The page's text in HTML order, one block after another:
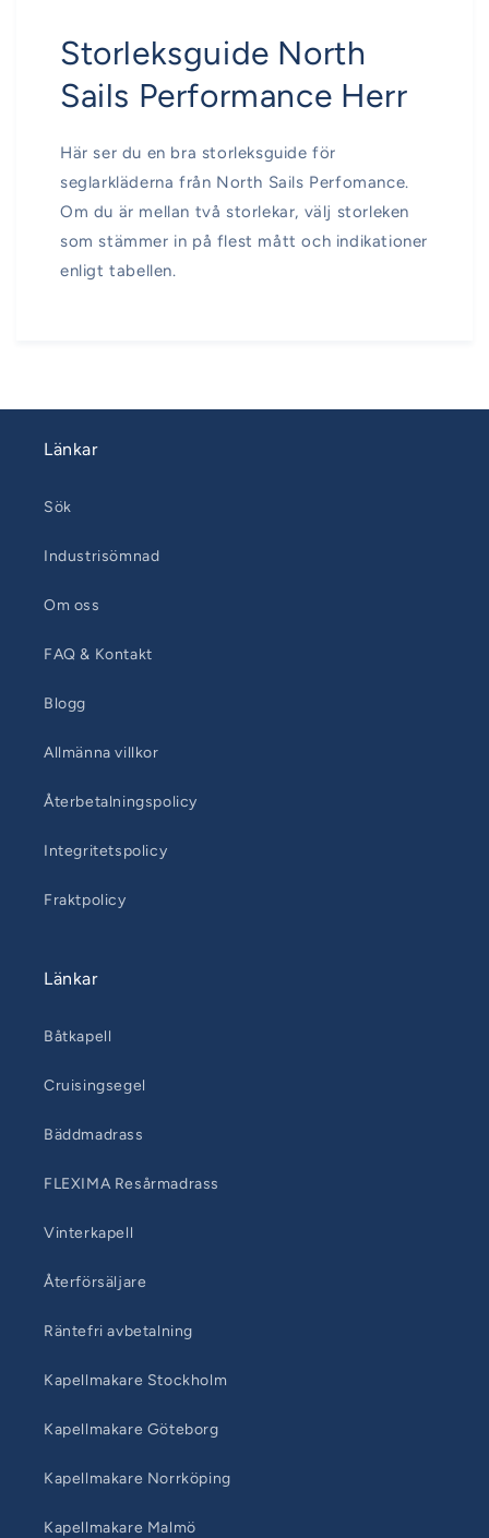
Storleksguide North
Sails Performance Herr
Här ser du en bra storleksguide för
seglarkläderna från North Sails Perfomance.
Om du är mellan två storlekar, välj storleken
som stämmer in på flest mått och indikationer
enligt tabellen.
Länkar
Sök
Industrisömnad
Om oss
FAQ & Kontakt
Blogg
Allmänna villkor
Återbetalningspolicy
Integritetspolicy
Fraktpolicy
Länkar
Båtkapell
Cruisingsegel
Bäddmadrass
FLEXIMA Resårmadrass
Vinterkapell
Återförsäljare
Räntefri avbetalning
Kapellmakare Stockholm
Kapellmakare Göteborg
Kapellmakare Norrköping
Kapellmakare Malmö